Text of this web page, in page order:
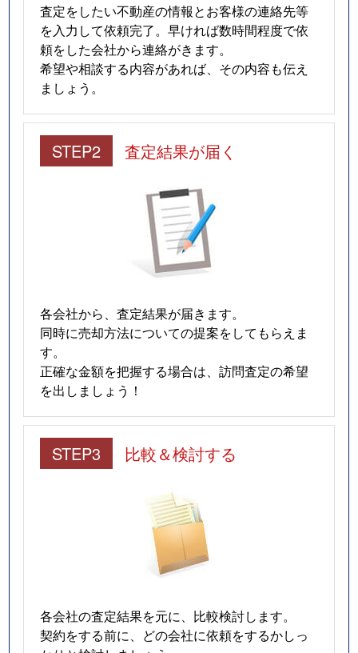
査定をしたい不動産の情報とお客様の連絡先等
を入力して依頼完了。早ければ数時間程度で依
頼をした会社から連絡がきます。
希望や相談する内容があれば、その内容も伝え
ましょう。
STEP2 査定結果が届く
各会社から、査定結果が届きます。
同時に売却方法についての提案をしてもらえま
す。
正確な金額を把握する場合は、訪問査定の希望
を出しましょう！
STEP3 比較＆検討する
各会社の査定結果を元に、比較検討します。
契約をする前に、どの会社に依頼をするかしっ